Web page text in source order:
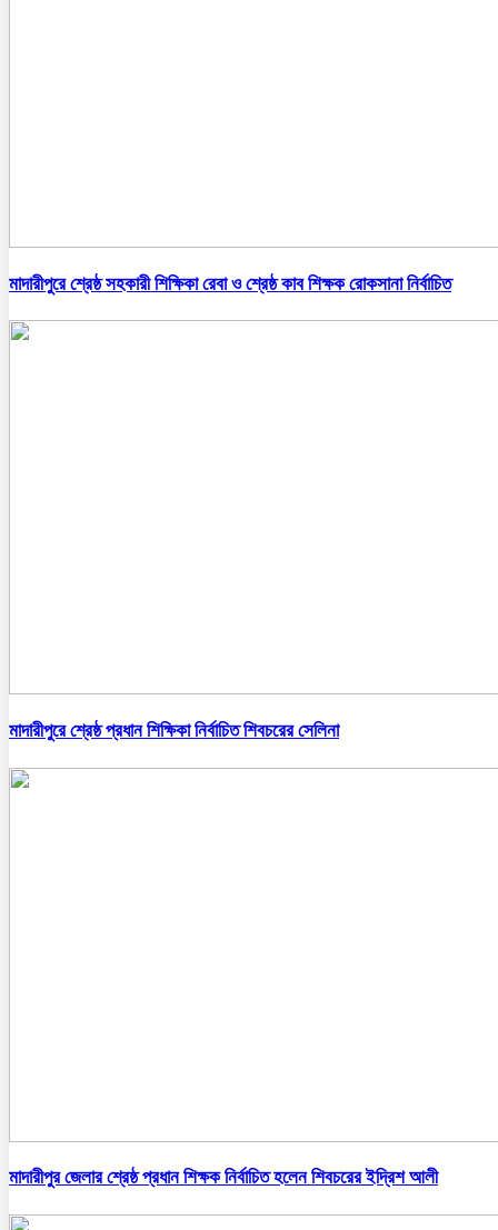
মাদারীপুরে শ্রেষ্ঠ সহকারী শিক্ষিকা রেবা ও শ্রেষ্ঠ কাব শিক্ষক রোকসানা নির্বাচিত
মাদারীপুরে শ্রেষ্ঠ প্রধান শিক্ষিকা নির্বাচিত শিবচরের সেলিনা
মাদারীপুর জেলার শ্রেষ্ঠ প্রধান শিক্ষক নির্বাচিত হলেন শিবচরের ইদ্রিশ আলী